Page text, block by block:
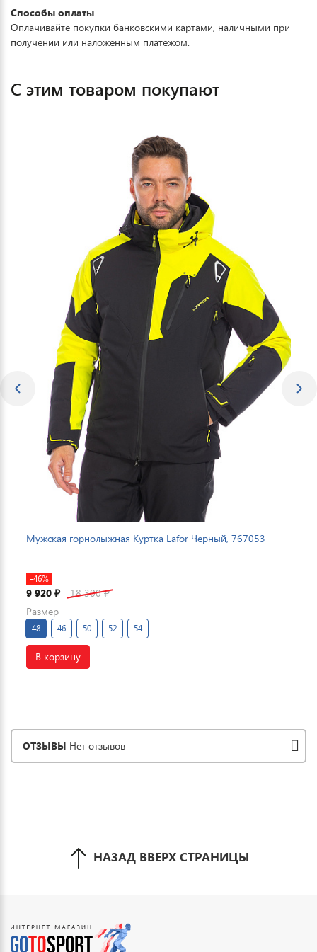
Способы оплаты
Оплачивайте покупки банковскими картами, наличными при
получении или наложенным платежом.
С этим товаром покупают
Мужская горнолыжная Куртка Lafor Черный, 767053
-46%
9 920 ₽ 18 300₽
Размер
48 46 50 52 54
В корзину
ОТЗЫВЫ Нет отзывов
НАЗАД ВВЕРХ СТРАНИЦЫ